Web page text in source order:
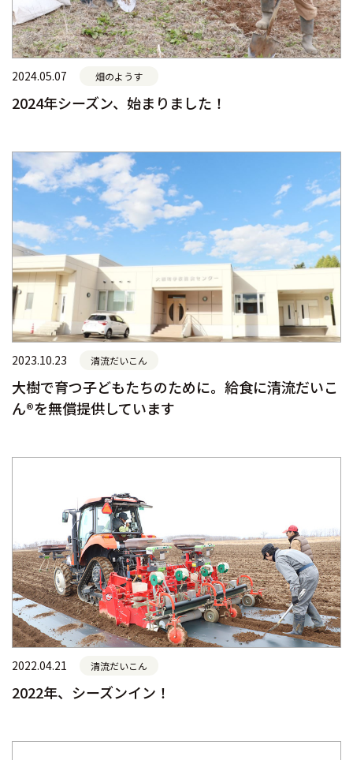
2024.05.07 畑のようす
2024年シーズン、始まりました！
2023.10.23 清流だいこん
大樹で育つ子どもたちのために。給食に清流だいこ
ん®を無償提供しています
2022.04.21 清流だいこん
2022年、シーズンイン！